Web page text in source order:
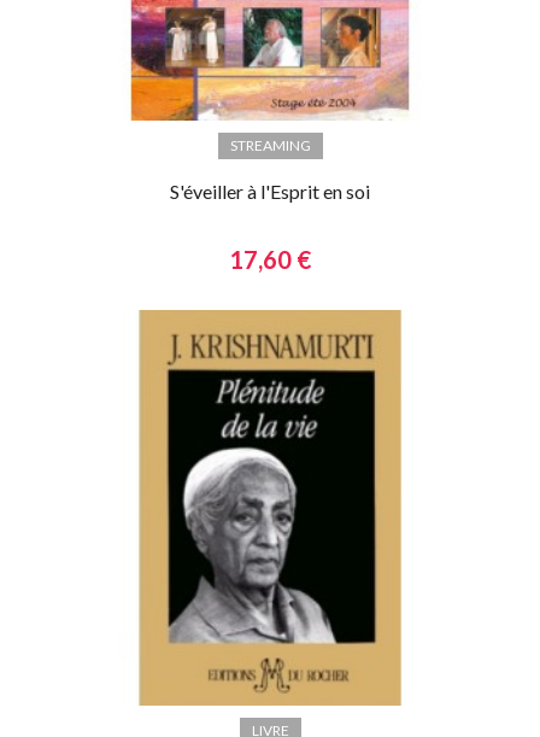
STREAMING
S'éveiller à l'Esprit en soi
17,60 €
LIVRE